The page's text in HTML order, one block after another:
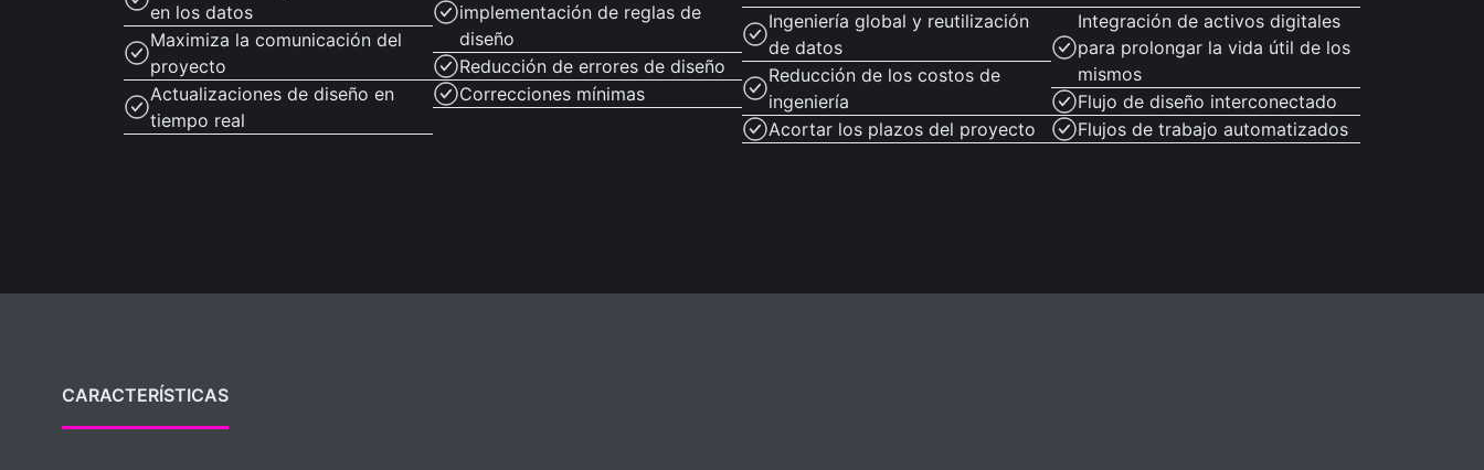
en los datos
Maximiza la comunicación del
proyecto
Actualizaciones de diseño en
tiempo real
implementación de reglas de
diseño
Reducción de errores de diseño
Correcciones mínimas
Ingeniería global y reutilización
de datos
Reducción de los costos de
ingeniería
Acortar los plazos del proyecto
Integración de activos digitales
para prolongar la vida útil de los
mismos
Flujo de diseño interconectado
Flujos de trabajo automatizados
CARACTERÍSTICAS